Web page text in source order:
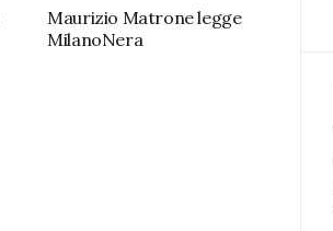
Maurizio Matrone legge
MilanoNera